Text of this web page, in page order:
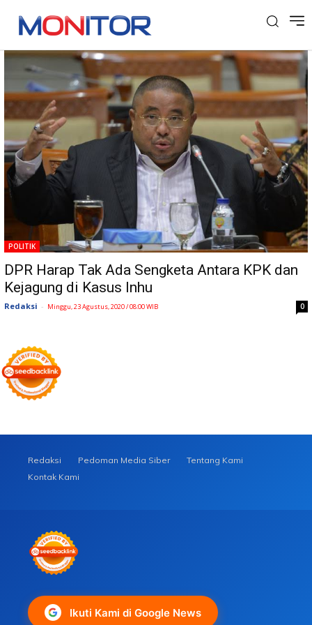
Tag: Kepsek
POLITIK
DPR Harap Tak Ada Sengketa Antara KPK dan
Kejagung di Kasus Inhu
Redaksi - Minggu, 23 Agustus, 2020 / 08:00 WIB 0
Redaksi Pedoman Media Siber
Tentang Kami
Kontak Kami
Ikuti Kami di Google News